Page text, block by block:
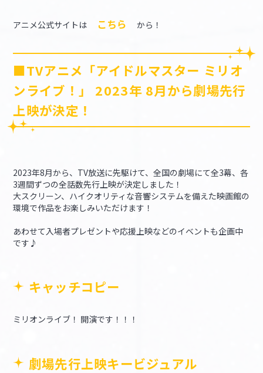
アニメ公式サイトは こちら から！
■TVアニメ「アイドルマスター ミリオ
ンライブ！」 2023年 8月から劇場先行
上映が決定！
2023年8月から、TV放送に先駆けて、全国の劇場にて全3幕、各
3週間ずつの全話数先行上映が決定しました！
大スクリーン、ハイクオリティな音響システムを備えた映画館の
環境で作品をお楽しみいただけます！
あわせて入場者プレゼントや応援上映などのイベントも企画中
です♪
キャッチコピー
ミリオンライブ！ 開演です！！！
劇場先行上映キービジュアル